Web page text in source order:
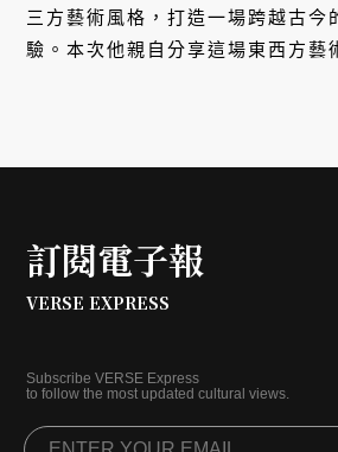
三方藝術風格，打造一場跨越古今
驗。本次他親自分享這場東西方藝
訂閱電子報
VERSE EXPRESS
Subscribe VERSE Express
to follow the most updated cultural views.